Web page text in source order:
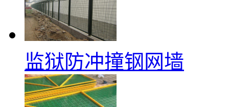
监狱防冲撞钢网墙